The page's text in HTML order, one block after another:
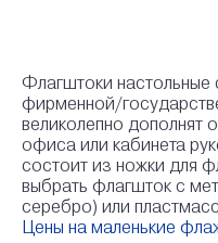
Флагштоки настольные
фирменной/
великолепно дополнят
офиса или кабинета
состоит из ножки для
выбрать флагшток с
серебро) или
Цены на маленькие